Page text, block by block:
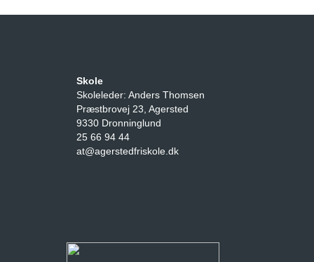
Skole
Skoleleder: Anders Thomsen
Præstbrovej 23, Agersted
9330 Dronninglund
25 66 94 44
at@agerstedfriskole.dk